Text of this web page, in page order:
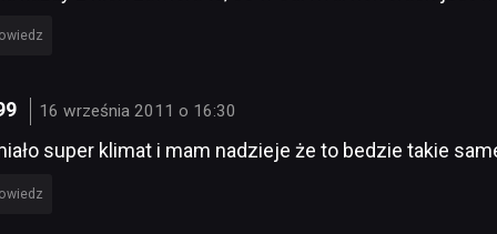
16 września 2011 o 16:30
super klimat i mam nadzieje że to bedzie takie